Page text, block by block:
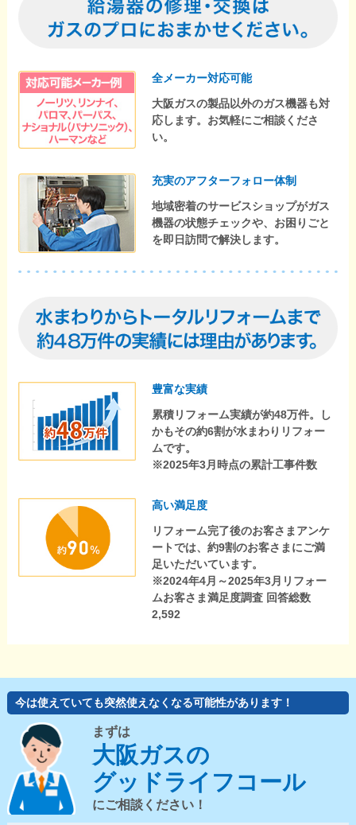
全メーカー対応可能
大阪ガスの製品以外のガス機器も対
応します。お気軽にご相談くださ
い。
充実のアフターフォロー体制
地域密着のサービスショップがガス
機器の状態チェックや、お困りごと
を即日訪問で解決します。
豊富な実績
累積リフォーム実績が約48万件。し
かもその約6割が水まわりリフォー
ムです。
※2025年3月時点の累計工事件数
高い満足度
リフォーム完了後のお客さまアンケ
ートでは、約9割のお客さまにご満
足いただいています。
※2024年4月～2025年3月リフォー
ムお客さま満足度調査 回答総数
2,592
今は使えていても突然使えなくなる可能性があります！
まずは
大阪ガスの
グッドライフコール
にご相談ください！